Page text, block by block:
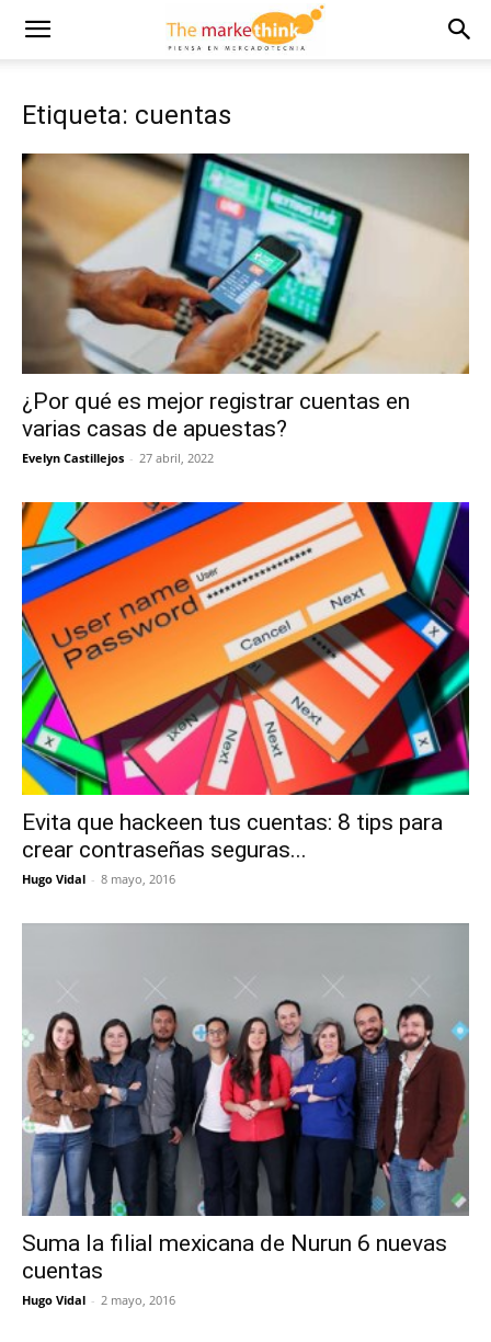
Etiqueta: cuentas
¿Por qué es mejor registrar cuentas en
varias casas de apuestas?
Evelyn Castillejos - 27 abril, 2022
Evita que hackeen tus cuentas: 8 tips para
crear contraseñas seguras...
Hugo Vidal - 8 mayo, 2016
Suma la filial mexicana de Nurun 6 nuevas
cuentas
Hugo Vidal - 2 mayo, 2016